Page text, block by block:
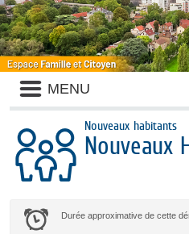
MENU
Nouveaux habitants
Nouveaux
Durée approximative de cette